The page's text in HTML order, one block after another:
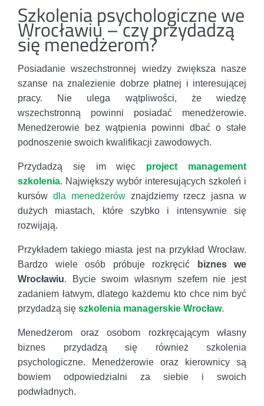
Szkolenia psychologiczne we
Wrocławiu – czy przydadzą
się menedżerom?
Posiadanie wszechstronnej wiedzy zwiększa nasze
szanse na znalezienie dobrze płatnej i interesującej
pracy. Nie ulega wątpliwości, że wiedzę
wszechstronną powinni posiadać menedżerowie.
Menedżerowie bez wątpienia powinni dbać o stałe
podnoszenie swoich kwalifikacji zawodowych.
Przydadzą się im więc project management
szkolenia. Największy wybór interesujących szkoleń i
kursów dla menedżerówznajdziemy rzecz jasna w
dużych miastach, które szybko i intensywnie się
rozwijają.
Przykładem takiego miasta jest na przykład Wrocław.
Bardzo wiele osób próbuje rozkręcić
biznes we
Wrocławiu. Bycie swoim własnym szefem nie jest
zadaniem łatwym, dlatego każdemu kto chce nim być
przydadzą się szkolenia managerskie Wrocław.
Menedżerom oraz osobom rozkręcającym własny
biznes przydadzą się również szkolenia
psychologiczne. Menedżerowie oraz kierownicy są
bowiem odpowiedzialni za siebie i swoich
podwładnych.